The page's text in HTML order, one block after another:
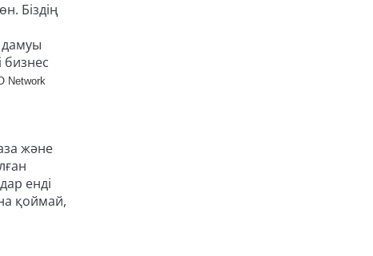
Біздің
дамуы
бизнес
Network
және
енді
қоймай,